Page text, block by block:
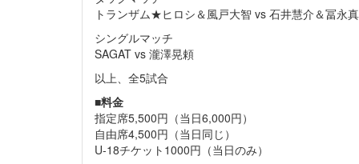
トランザム★ヒロシ＆風戸大智 vs 石井慧介＆冨永
シングルマッチ
SAGAT vs 瀧澤晃頼
以上、全5試合
■料金
指定席5,500円（当日6,000円）
自由席4,500円（当日同じ）
U-18チケット1000円（当日のみ）